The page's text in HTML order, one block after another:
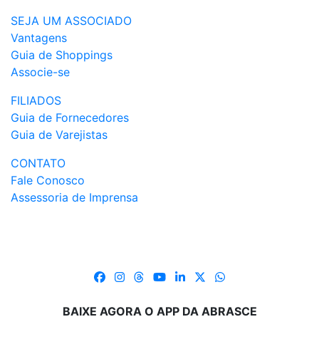
SEJA UM ASSOCIADO
Vantagens
Guia de Shoppings
Associe-se
FILIADOS
Guia de Fornecedores
Guia de Varejistas
CONTATO
Fale Conosco
Assessoria de Imprensa
BAIXE AGORA O APP DA ABRASCE